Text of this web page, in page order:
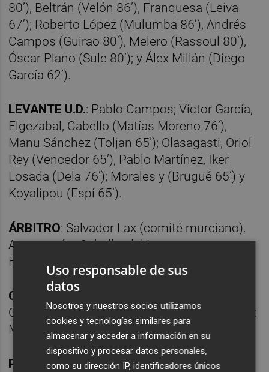
80’), Beltrán (Velón 86’), Franquesa (Leiva
67’); Roberto López (Mulumba 86’), Andrés
Campos (Guirao 80’), Melero (Rassoul 80’),
Óscar Plano (Sule 80’); y Álex Millán (Diego
García 62’).
LEVANTE U.D.: Pablo Campos; Víctor García,
Elgezabal, Cabello (Matías Moreno 76’),
Manu Sánchez (Toljan 65’); Olasagasti, Oriol
Rey (Vencedor 65’), Pablo Martínez, Iker
Losada (Dela 76’); Morales y (Brugué 65’) y
Koyalipou (Espí 65’).
ÁRBITRO: Salvador Lax (comité murciano).
Amonestó a Cabello, del Levante, y a
Figueredo, del Leganés.
GOLES : 1-0 (4’) Álex Millán; 1-1 (8’)
Olasagasti; 2-1 (15’) Figueredo; 3-1 (49’) Álex
Millán; 3-2 (61’) Iker Losada; 3-3 (83’) Espí.
PENALTIS(4-3): Dela: gol; Diego García: gol;
Uso responsable de sus
datos
Nosotros y nuestros socios utilizamos
cookies y tecnologías similares para
almacenar y acceder a información en su
dispositivo y procesar datos personales,
como su dirección IP, identificadores únicos